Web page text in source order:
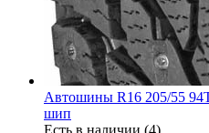
Автошины R16 205/55
шип